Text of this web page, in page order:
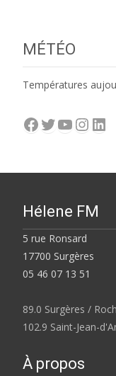
MÉTÉO
Températures
Facebook
Twitter
YouTube
Hélene FM
5 rue Ronsard
17700 Surgères
05 46 07 13 51
89.0 Surgères /
102.9 Saint-Jean-
À propos